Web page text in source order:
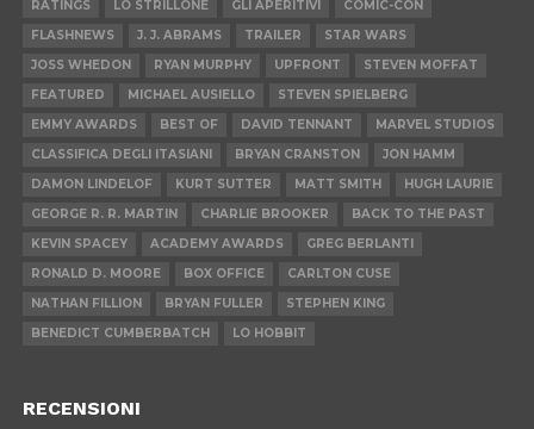
RATINGS LO STRILLONE GLI APERITIVI
COMIC-CON
FLASHNEWS
J. J. ABRAMS TRAILER
STAR WARS
JOSS WHEDON
RYAN MURPHY UPFRONT
STEVEN MOFFAT
FEATURED
MICHAEL AUSIELLO
STEVEN SPIELBERG
EMMY AWARDS
BEST OF DAVID TENNANT
MARVEL STUDIOS
CLASSIFICA DEGLI ITASIANI
BRYAN CRANSTON
JON HAMM
DAMON LINDELOF
KURT SUTTER MATT SMITH
HUGH LAURIE
GEORGE R. R. MARTIN
CHARLIE BROOKER
BACK TO THE PAST
KEVIN SPACEY
ACADEMY AWARDS
GREG BERLANTI
RONALD D. MOORE
BOX OFFICE
CARLTON CUSE
NATHAN FILLION
BRYAN FULLER
STEPHEN KING
BENEDICT CUMBERBATCH
LO HOBBIT
RECENSIONI